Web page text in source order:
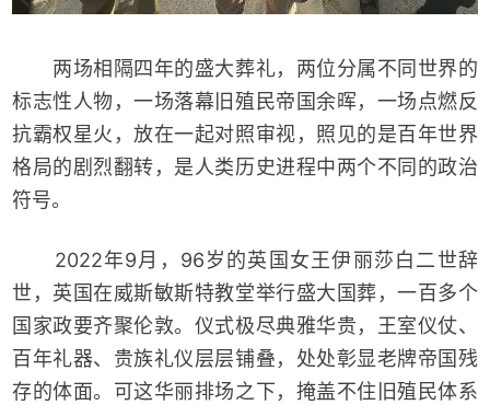
两场相隔四年的盛大葬礼，两位分属不同世界的
标志性人物，一场落幕旧殖民帝国余晖，一场点燃反
抗霸权星火，放在一起对照审视，照见的是百年世界
格局的剧烈翻转，是人类历史进程中两个不同的政治
符号。
2022年9月，96岁的英国女王伊丽莎白二世辞
世，英国在威斯敏斯特教堂举行盛大国葬，一百多个
国家政要齐聚伦敦。仪式极尽典雅华贵，王室仪仗、
百年礼器、贵族礼仪层层铺叠，处处彰显老牌帝国残
存的体面。可这华丽排场之下，掩盖不住旧殖民体系